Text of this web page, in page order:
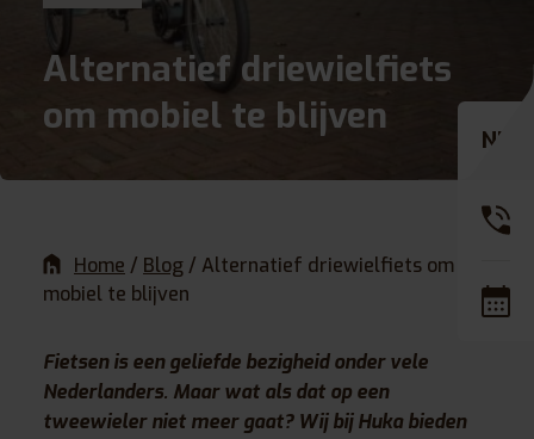
Alternatief driewielfiets
om mobiel te blijven
Home / Blog / Alternatief driewielfiets om
mobiel te blijven
Fietsen is een geliefde bezigheid onder vele
Nederlanders. Maar wat als dat op een
tweewieler niet meer gaat? Wij bij Huka bieden
NL